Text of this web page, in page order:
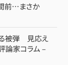
前…まさか
る被弾 見応え
論家コラム –